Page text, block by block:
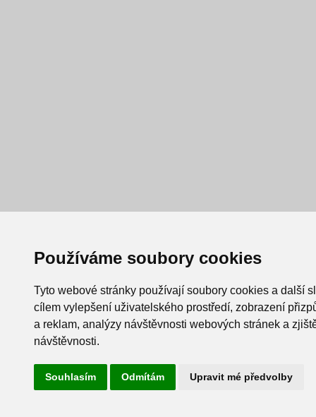
Používáme soubory cookies
Tyto webové stránky používají soubory cookies a další
cílem vylepšení uživatelského prostředí, zobrazení
a reklam, analýzy návštěvnosti webových stránek a
návštěvnosti.
Souhlasím Odmítám Upravit mé předvolby